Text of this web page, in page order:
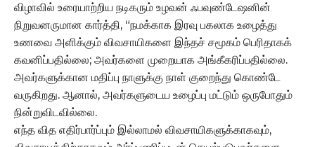
விழாவில் உரையாற்றிய நடிகரும் உழவன் ஃபவுண்டேஷனின்
நிறுவனருமான கார்த்தி, “நமக்காக இரவு பகலாக உழைத்து
உணவை அளிக்கும் விவசாயிகளை இந்தச் சமூகம் பெரிதாகக்
கவனிப்பதில்லை; அவர்களை முறையாக அங்கீகரிப்பதில்லை.
அவர்களுக்கான மதிப்பு நாளுக்கு நாள் குறைந்து கொண்டே
வருகிறது. ஆனால், அவர்களுடைய உழைப்பு மட்டும் ஒருபோதும்
நின்றுவிடவில்லை.
எந்த வித எதிர்பார்ப்பும் இல்லாமல் விவசாயிகளுக்காகவும்,